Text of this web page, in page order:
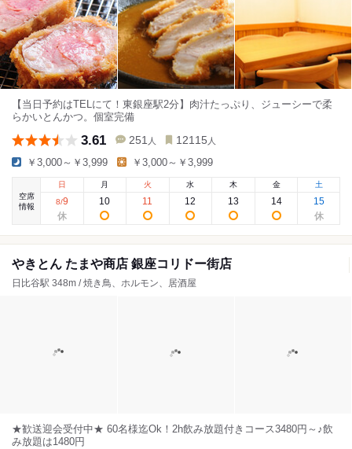
【当日予約はTELにて！東銀座駅2分】肉汁たっぷり、ジューシーで柔
らかいとんかつ。個室完備
3.61 251 人 12115 人
￥3,000～￥3,999 ￥3,000～￥3,999
空席
情報
日
8/9
月
10
火
11
水
12
木
13
金
14
土
15
やきとん たまや商店 銀座コリドー街店
日比谷駅 348m / 焼き鳥、ホルモン、居酒屋
★歓送迎会受付中★ 60名様迄Ok！2h飲み放題付きコース3480円～♪飲
み放題は1480円